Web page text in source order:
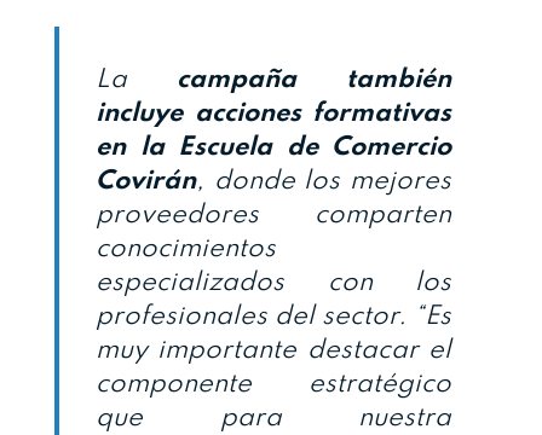
La campaña también
incluye acciones formativas
en la Escuela de Comercio
Covirán, donde los mejores
proveedores comparten
conocimientos
especializados con los
profesionales del sector. “Es
muy importante destacar el
componente estratégico
que para nuestra